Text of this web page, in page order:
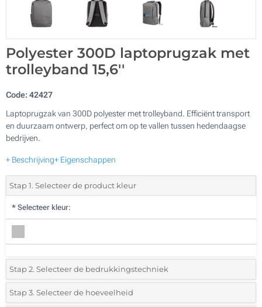
Polyester 300D laptoprugzak met
trolleyband 15,6''
Code:42427
Laptoprugzak van 300D polyester met trolleyband. Efficiënt transport
en duurzaam ontwerp, perfect om op te vallen tussen hedendaagse
bedrijven.
+ Beschrijving+ Eigenschappen
Stap 1. Selecteer de product kleur
* Selecteer kleur:
Stap 2. Selecteer de bedrukkingstechniek
*Selecteer de bedrukking en kleuren van het logo:
Stap 3. Selecteer de hoeveelheid